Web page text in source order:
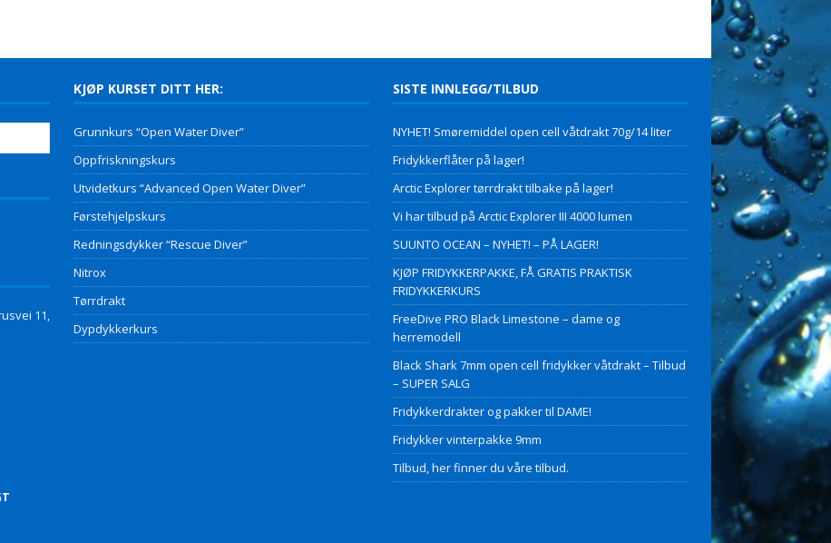
11,
KJØP KURSET DITT HER:
Grunnkurs “Open Water Diver”
Oppfriskningskurs
Utvidetkurs “Advanced Open Water Diver”
Førstehjelpskurs
Redningsdykker “Rescue Diver”
Nitrox
Tørrdrakt
Dypdykkerkurs
SISTE INNLEGG/TILBUD
NYHET! Smøremiddel open cell våtdrakt 70g/14 liter
Fridykkerflåter på lager!
Arctic Explorer tørrdrakt tilbake på lager!
Vi har tilbud på Arctic Explorer III 4000 lumen
SUUNTO OCEAN – NYHET! – PÅ LAGER!
KJØP FRIDYKKERPAKKE, FÅ GRATIS PRAKTISK
FRIDYKKERKURS
FreeDive PRO Black Limestone – dame og
herremodell
Black Shark 7mm open cell fridykker våtdrakt – Tilbud
– SUPER SALG
Fridykkerdrakter og pakker til DAME!
Fridykker vinterpakke 9mm
Tilbud, her finner du våre tilbud.